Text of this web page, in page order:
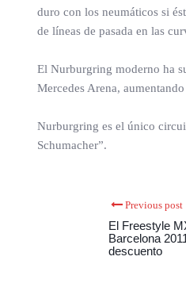
duro con los neumáticos si
de líneas de pasada en las
El Nurburgring moderno ha
Mercedes Arena,
Nurburgring es el único
Schumacher”.
Previous post
El Freestyle
Barcelona
descuento